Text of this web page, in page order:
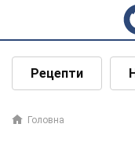
Рецепти
Головна